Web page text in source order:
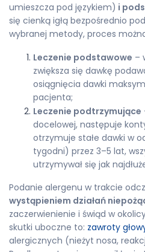
umieszcza pod językiem) i
się cienką igłą bezpośrednio
wybranej metody, proces
Leczenie podstawowe –
zwiększa się dawkę
osiągnięcia dawki
pacjenta;
Leczenie podtrzymujące
docelowej, następuje
otrzymuje stałe dawki w
tygodni) przez 3–5 lat,
utrzymywał się jak
Podanie alergenu w trakcie
wystąpieniem działań
zaczerwienienie i świąd w
skutki uboczne to: zawroty
alergicznych (nieżyt nosa,